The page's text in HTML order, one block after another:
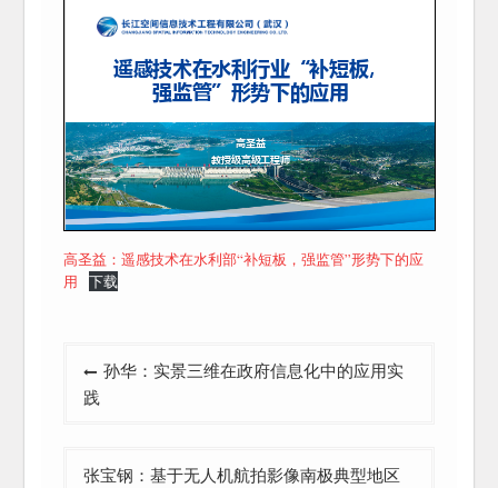
高圣益：遥感技术在水利部“补短板，强监管”形势下的应
用
下载
章
孙华：实景三维在政府信息化中的应用实
践
张宝钢：基于无人机航拍影像南极典型地区